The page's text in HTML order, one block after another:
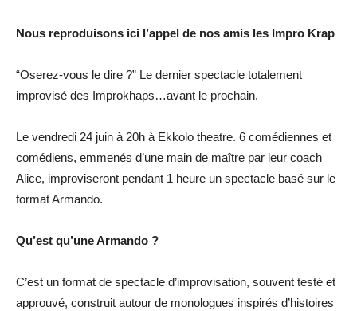
Nous reproduisons ici l’appel de nos amis les Impro Krap
“Oserez-vous le dire ?” Le dernier spectacle totalement
improvisé des Improkhaps…avant le prochain.
Le vendredi 24 juin à 20h à Ekkolo theatre. 6 comédiennes et
comédiens, emmenés d’une main de maître par leur coach
Alice, improviseront pendant 1 heure un spectacle basé sur le
format Armando.
Qu’est qu’une Armando ?
C’est un format de spectacle d’improvisation, souvent testé et
approuvé, construit autour de monologues inspirés d’histoires